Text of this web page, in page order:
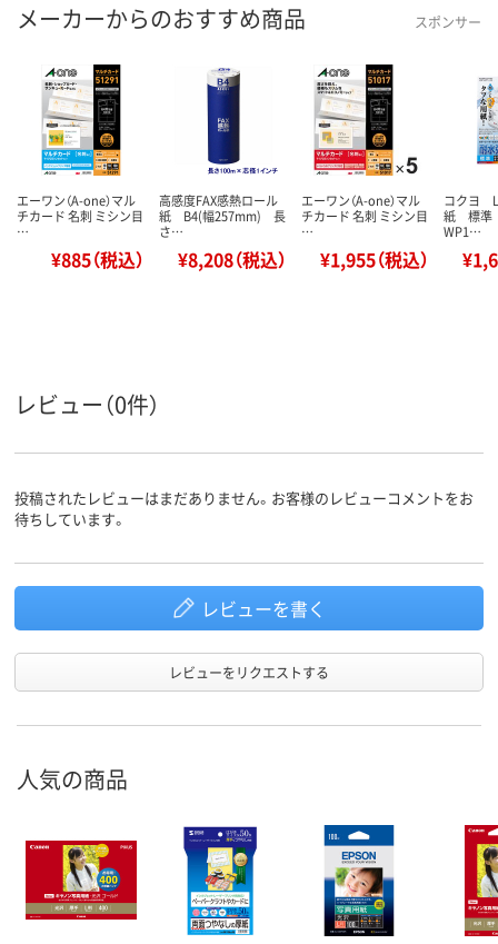
メーカーからのおすすめ商品 スポンサー
エーワン（A-one）マル
チカード 名刺 ミシン目
…
¥885（税込）
高感度FAX感熱ロール
紙 B4(幅257mm) 長
さ…
¥8,208（税込）
エーワン（A-one）マル
チカード 名刺 ミシン目
…
¥1,955（税込）
コクヨ
紙 標
WP1…
レビュー（0件）
投稿されたレビューはまだありません。お客様のレビューコメントをお
待ちしています。
レビューを書く
レビューをリクエストする
人気の商品